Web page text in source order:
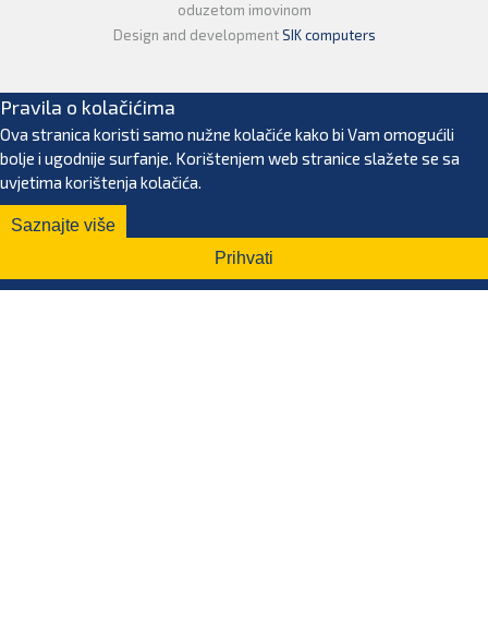
oduzetom imovinom
Design and developmentSIK computers
Pravila o kolačićima
Ova stranica koristi samo nužne kolačiće kako bi Vam omogućili
bolje i ugodnije surfanje. Korištenjem web stranice slažete se sa
uvjetima korištenja kolačića.
Saznajte više
Prihvati